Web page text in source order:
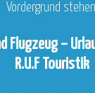
Vordergrund
Flugzeug –
R.U.F Touristik